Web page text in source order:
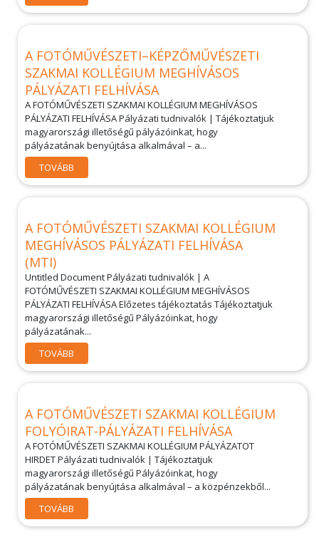
A FOTÓMŰVÉSZETI–KÉPZŐMŰVÉSZETI
SZAKMAI KOLLÉGIUM MEGHÍVÁSOS
PÁLYÁZATI FELHÍVÁSA
A FOTÓMŰVÉSZETI SZAKMAI KOLLÉGIUM MEGHÍVÁSOS
PÁLYÁZATI FELHÍVÁSA Pályázati tudnivalók | Tájékoztatjuk
magyarországi illetőségű pályázóinkat, hogy
pályázatának benyújtása alkalmával – a...
TOVÁBB
A FOTÓMŰVÉSZETI SZAKMAI KOLLÉGIUM
MEGHÍVÁSOS PÁLYÁZATI FELHÍVÁSA
(MTI)
Untitled Document Pályázati tudnivalók | A
FOTÓMŰVÉSZETI SZAKMAI KOLLÉGIUM MEGHÍVÁSOS
PÁLYÁZATI FELHÍVÁSA Előzetes tájékoztatás Tájékoztatjuk
magyarországi illetőségű Pályázóinkat, hogy
pályázatának...
TOVÁBB
A FOTÓMŰVÉSZETI SZAKMAI KOLLÉGIUM
FOLYÓIRAT-PÁLYÁZATI FELHÍVÁSA
A FOTÓMŰVÉSZETI SZAKMAI KOLLÉGIUM PÁLYÁZATOT
HIRDET Pályázati tudnivalók | Tájékoztatjuk
magyarországi illetőségű Pályázóinkat, hogy
pályázatának benyújtása alkalmával – a közpénzekből...
TOVÁBB